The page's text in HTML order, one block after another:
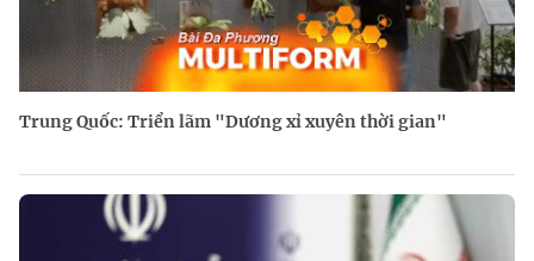
Trung Quốc: Triển lãm "Dương xỉ xuyên thời gian"